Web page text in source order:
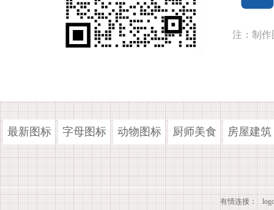
注：制作
最新图标 字母图标 动物图标 厨师美食 房屋建筑
有情连接：